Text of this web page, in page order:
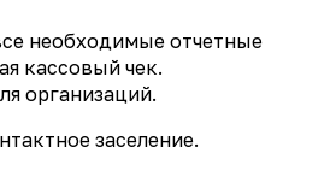
необходимые отчетные
кассовый чек.
организаций.
заселение.